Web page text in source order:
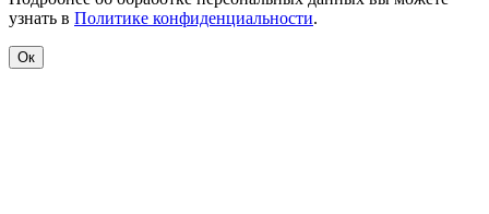
узнать в Политике конфиденциальности.
Ок